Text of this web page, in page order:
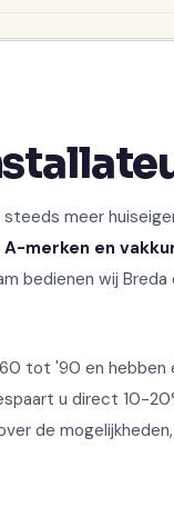
meer
merken en
bedienen wij
tot '90 en hebben
u direct 10-
de